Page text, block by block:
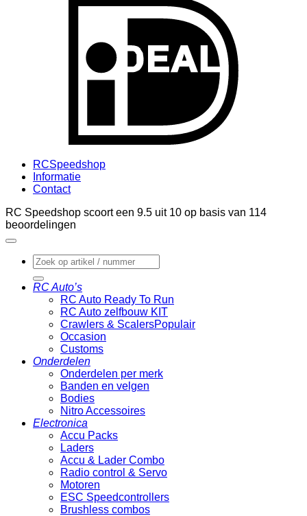
RCSpeedshop
Informatie
Contact
RC Speedshop scoort een 9.5 uit 10 op basis van 114
beoordelingen
Zoeken
naar:
RC Auto’s
RC Auto Ready To Run
RC Auto zelfbouw KIT
Crawlers & Scalers
Occasion
Customs
Onderdelen
Onderdelen per merk
Banden en velgen
Bodies
Nitro Accessoires
Electronica
Accu Packs
Laders
Accu & Lader Combo
Radio control & Servo
Motoren
ESC Speedcontrollers
Brushless combos